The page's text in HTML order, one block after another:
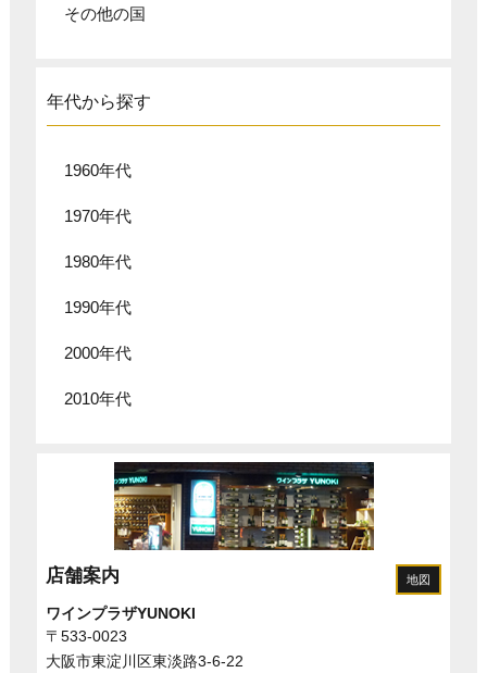
その他の国
年代から探す
1960年代
1970年代
1980年代
1990年代
2000年代
2010年代
店舗案内 地図
ワインプラザYUNOKI
〒533-0023
大阪市東淀川区東淡路3-6-22